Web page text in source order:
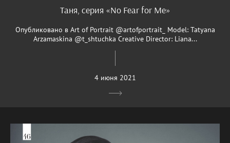
Таня, серия «No Fear for Me»
Опубликовано в Art of Portrait @artofportrait_ Model: Tatyana
Arzamaskina @t_shtuchka Creative Director: Liana...
4 июня 2021